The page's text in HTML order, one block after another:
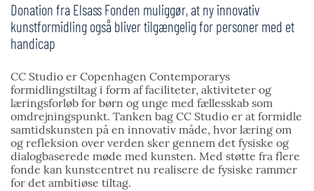
Donation fra Elsass Fonden muliggør, at ny innovativ
kunstformidling også bliver tilgængelig for personer med et
handicap
CC Studio er Copenhagen Contemporarys
formidlingstiltag i form af faciliteter, aktiviteter og
læringsforløb for børn og unge med fællesskab som
omdrejningspunkt. Tanken bag CC Studio er at formidle
samtidskunsten på en innovativ måde, hvor læring om
og refleksion over verden sker gennem det fysiske og
dialogbaserede møde med kunsten. Med støtte fra flere
fonde kan kunstcentret nu realisere de fysiske rammer
for det ambitiøse tiltag.